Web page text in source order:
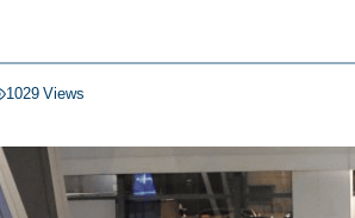
1029 Views